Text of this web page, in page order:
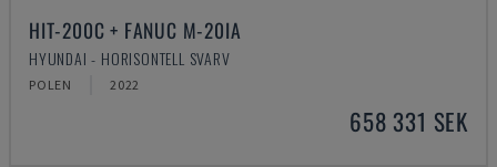
HIT-200C + FANUC M-20IA
HYUNDAI - HORISONTELL SVARV
POLEN 2022
658 331 SEK